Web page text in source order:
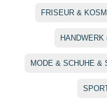
FRISEUR &
HANDWERK
MODE & SCHUHE &